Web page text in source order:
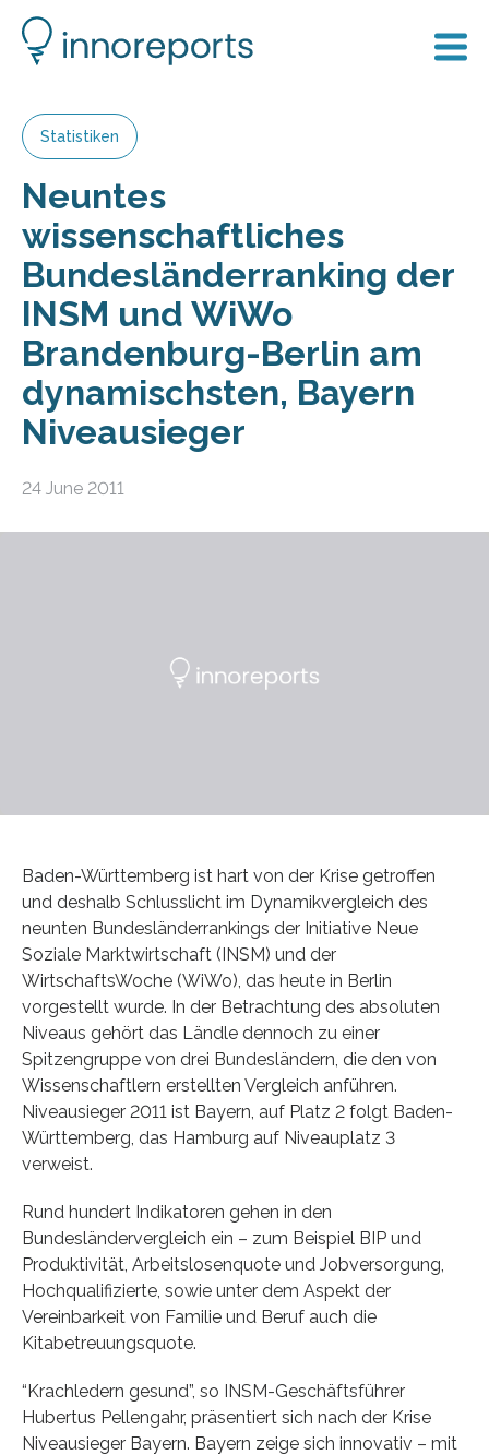
Statistiken
Neuntes
wissenschaftliches
Bundesländerranking der
INSM und WiWo
Brandenburg-Berlin am
dynamischsten, Bayern
Niveausieger
24 June 2011
Baden-Württemberg ist hart von der Krise getroffen
und deshalb Schlusslicht im Dynamikvergleich des
neunten Bundesländerrankings der Initiative Neue
Soziale Marktwirtschaft (INSM) und der
WirtschaftsWoche (WiWo), das heute in Berlin
vorgestellt wurde. In der Betrachtung des absoluten
Niveaus gehört das Ländle dennoch zu einer
Spitzengruppe von drei Bundesländern, die den von
Wissenschaftlern erstellten Vergleich anführen.
Niveausieger 2011 ist Bayern, auf Platz 2 folgt Baden-
Württemberg, das Hamburg auf Niveauplatz 3
verweist.
Rund hundert Indikatoren gehen in den
Bundesländervergleich ein – zum Beispiel BIP und
Produktivität, Arbeitslosenquote und Jobversorgung,
Hochqualifizierte, sowie unter dem Aspekt der
Vereinbarkeit von Familie und Beruf auch die
Kitabetreuungsquote.
“Krachledern gesund”, so INSM-Geschäftsführer
Hubertus Pellengahr, präsentiert sich nach der Krise
Niveausieger Bayern. Bayern zeige sich innovativ – mit